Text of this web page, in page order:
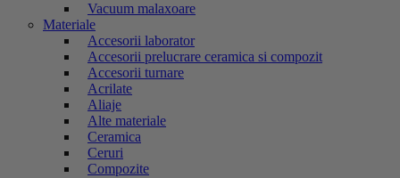
Vacuum malaxoare
Materiale
Accesorii laborator
Accesorii prelucrare ceramica si compozit
Accesorii turnare
Acrilate
Aliaje
Alte materiale
Ceramica
Ceruri
Compozite